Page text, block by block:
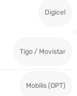
Digicel
Tigo / Movistar
Mobilis (OPT)